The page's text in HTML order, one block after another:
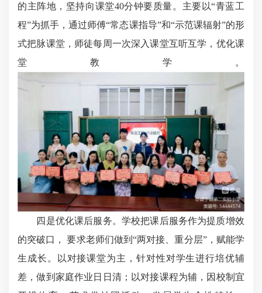
的主阵地，坚持向课堂40分钟要质量。主要以“青蓝工
程”为抓手，通过师傅“常态课指导”和“示范课辐射”的形
式把脉课堂，师徒每周一次深入课堂互听互学，优化课
堂教学。
四是优化课后服务。学校把课后服务作为提质增效
的突破口， 要求老师们做到“两对接、重分层”，赋能学
生成长。以对接课堂为主，针对性对学生进行培优辅
差，做到家庭作业日日清；以对接课程为辅，因校制宜